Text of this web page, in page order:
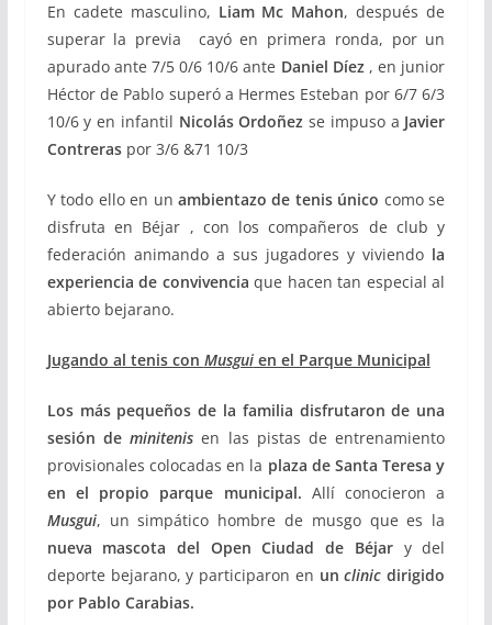
En cadete masculino, Liam Mc Mahon, después de
superar la previa cayó en primera ronda, por un
apurado ante 7/5 0/6 10/6 ante Daniel Díez, en junior
Héctor de Pablo superó a Hermes Esteban por 6/7 6/3
10/6 y en infantil Nicolás Ordoñez se impuso a Javier
Contreraspor 3/6 &71 10/3
Y todo ello en un ambientazo de tenis único como se
disfruta en Béjar , con los compañeros de club y
federación animando a sus jugadores y viviendo la
experiencia de convivencia que hacen tan especial al
abierto bejarano.
Jugando al tenis con Musguien el Parque Municipal
Los más pequeños de la familia disfrutaron de una
sesión deminitenis en las pistas de entrenamiento
provisionales colocadas en la plaza de Santa Teresa y
en el propio parque municipal. Allí conocieron a
Musgui, un simpático hombre de musgo que es la
nueva mascota del Open Ciudad de Béjary del
deporte bejarano, y participaron en unclinic dirigido
por Pablo Carabias.